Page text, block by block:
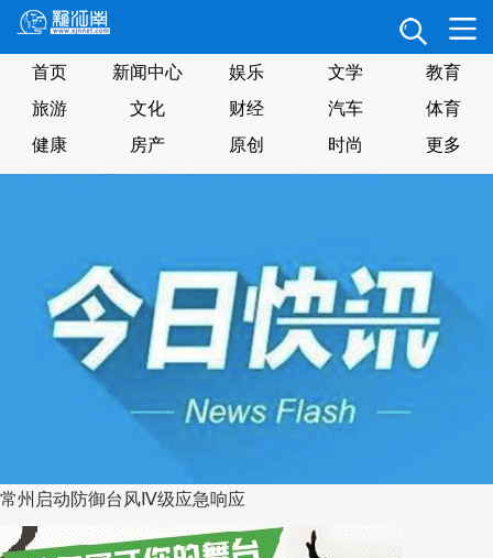
首页 新闻中心 娱乐 文学
教育
旅游
文化 财经 汽车
体育
健康
房产 原创 时尚 更多
常州启动防御台风Ⅳ级应急响应